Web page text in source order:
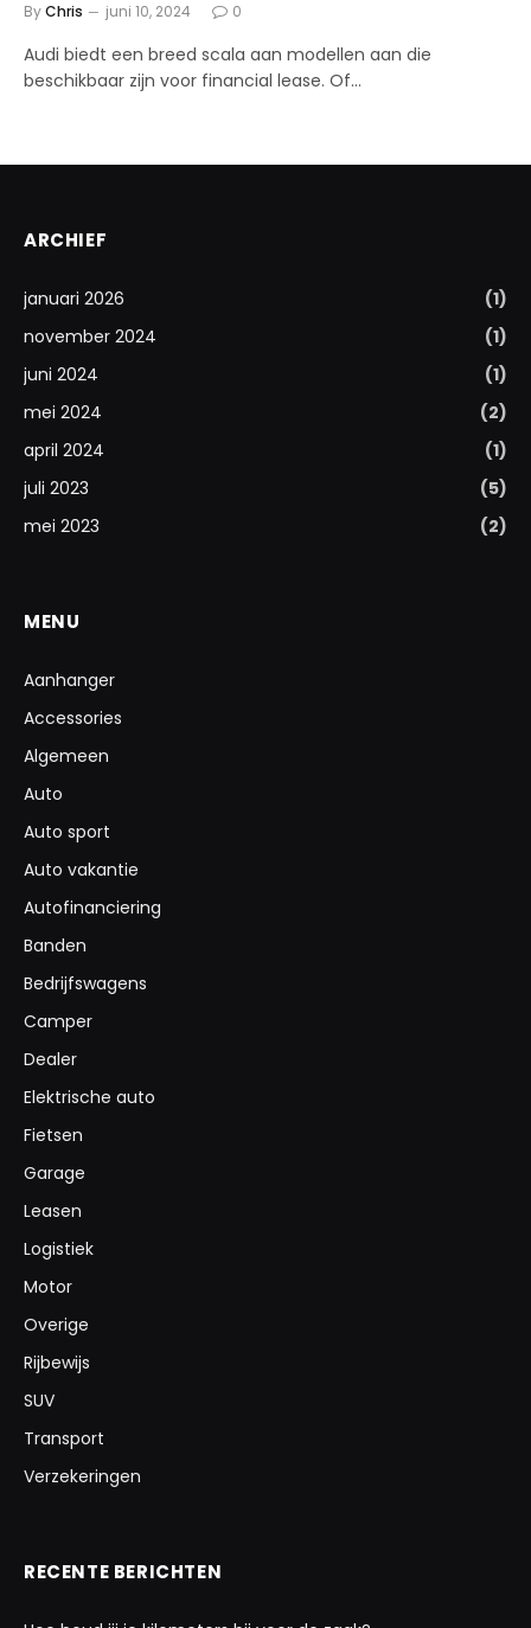
ByChris juni 10, 2024 0
Audi biedt een breed scala aan modellen aan die
beschikbaar zijn voor financial lease. Of…
ARCHIEF
januari 2026
(1)
november 2024
(1)
juni 2024
(1)
mei 2024
(2)
april 2024
(1)
juli 2023
(5)
mei 2023
(2)
MENU
Aanhanger
Accessories
Algemeen
Auto
Auto sport
Auto vakantie
Autofinanciering
Banden
Bedrijfswagens
Camper
Dealer
Elektrische auto
Fietsen
Garage
Leasen
Logistiek
Motor
Overige
Rijbewijs
SUV
Transport
Verzekeringen
RECENTE BERICHTEN